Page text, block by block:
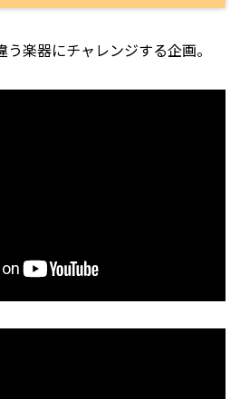
楽器にチャレンジする企画。